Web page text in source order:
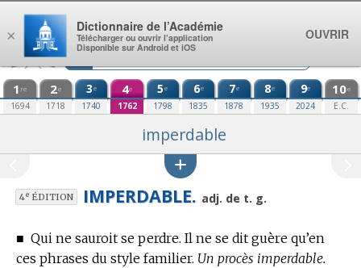
Aller au contenu
1 re
1694
2e
1718
3e
1740
4e
1762
5e
1798
6e
1835
7e
1878
8e
1935
9e
2024
10e
E.C.
imperdable
4eÉDITION IMPERDABLE. adj. de t. g.
■ Qui ne sauroit se perdre. Il ne se dit guère qu’en
ces phrases du style familier. Un procès imperdable.
×
Dictionnaire de l’Académie
Télécharger ou ouvrir l’application
Disponible sur Android et iOS
OUVRIR